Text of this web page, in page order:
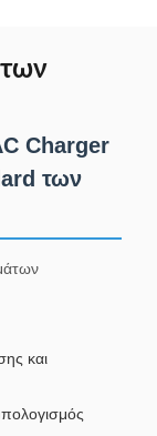
Charger
των
και